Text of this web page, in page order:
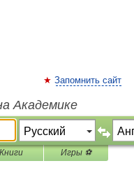
Запомнить сайт
Академике
Книги Игры ⚽